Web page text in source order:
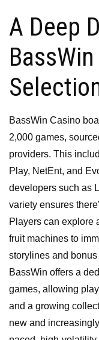
A Deep
BassWin Casino
2,000 games,
providers. This
Play, NetEnt, and
developers such as
variety ensures
Players can explore
fruit machines to
storylines and
BassWin offers a
games, allowing
and a growing
new and